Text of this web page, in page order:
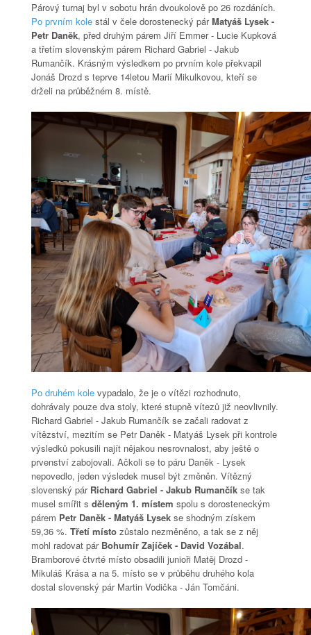
Párový turnaj byl v sobotu hrán dvoukolově po 26 rozdáních.
Po prvním kole stál v čele dorostenecký párMatyáš Lysek -
Petr Daněk, před druhým párem Jiří Emmer - Lucie Kupková
a třetím slovenským párem Richard Gabriel - Jakub
Rumančík. Krásným výsledkem po prvním kole překvapil
Jonáš Drozd s teprve 14letou Marií Mikulkovou, kteří se
drželi na průběžném 8. místě.
Po druhém kole vypadalo, že je o vítězi rozhodnuto,
dohrávaly pouze dva stoly, které stupně vítezů již neovlivnily.
Richard Gabriel - Jakub Rumančík se začali radovat z
vítězství, mezitím se Petr Daněk - Matyáš Lysek při kontrole
výsledků pokusili najít nějakou nesrovnalost, aby ještě o
prvenství zabojovali. Ačkoli se to páru Daněk - Lysek
nepovedlo, jeden výsledek musel být změněn. Vítězný
slovenský pár Richard Gabriel - Jakub Rumančík se tak
musel smířit s děleným 1. místem spolu s dorosteneckým
párem Petr Daněk - Matyáš Lysek se shodným získem
59,36 %. Třetí místo zůstalo nezměněno, a tak se z něj
mohl radovat pár Bohumír Zajíček - David Vozábal.
Bramborové čtvrté místo obsadili junioři Matěj Drozd -
Mikuláš Krása a na 5. místo se v průběhu druhého kola
dostal slovenský pár Martin Vodička - Ján Tomčáni.